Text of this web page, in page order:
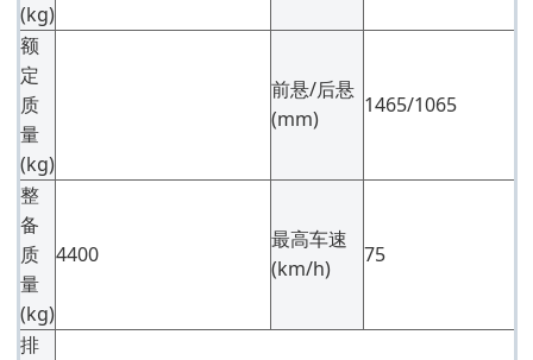
(kg)
额
定
质
量
(kg)
前悬/后悬
(mm)
1465/1065
整
备
质
量
(kg)
4400
最高车速
(km/h)
75
排